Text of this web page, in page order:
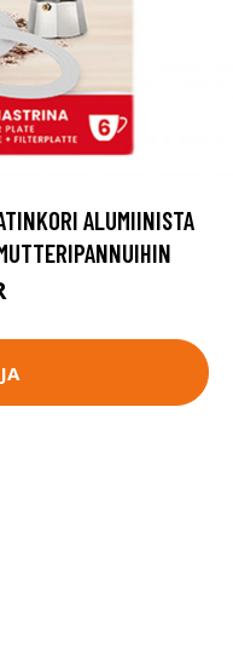
ALUMIINISTA